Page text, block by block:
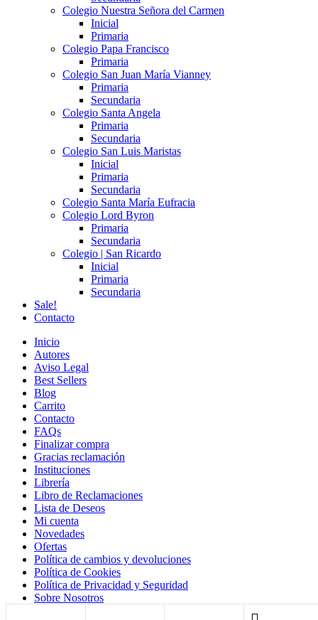
Colegio Nuestra Señora del Carmen
Inicial
Primaria
Colegio Papa Francisco
Primaria
Colegio San Juan María Vianney
Primaria
Secundaria
Colegio Santa Angela
Primaria
Secundaria
Colegio San Luis Maristas
Inicial
Primaria
Secundaria
Colegio Santa María Eufracia
Colegio Lord Byron
Primaria
Secundaria
Colegio | San Ricardo
Inicial
Primaria
Secundaria
Sale!
Contacto
Inicio
Autores
Aviso Legal
Best Sellers
Blog
Carrito
Contacto
FAQs
Finalizar compra
Gracias reclamación
Instituciones
Librería
Libro de Reclamaciones
Lista de Deseos
Mi cuenta
Novedades
Ofertas
Política de cambios y devoluciones
Política de Cookies
Política de Privacidad y Seguridad
Sobre Nosotros